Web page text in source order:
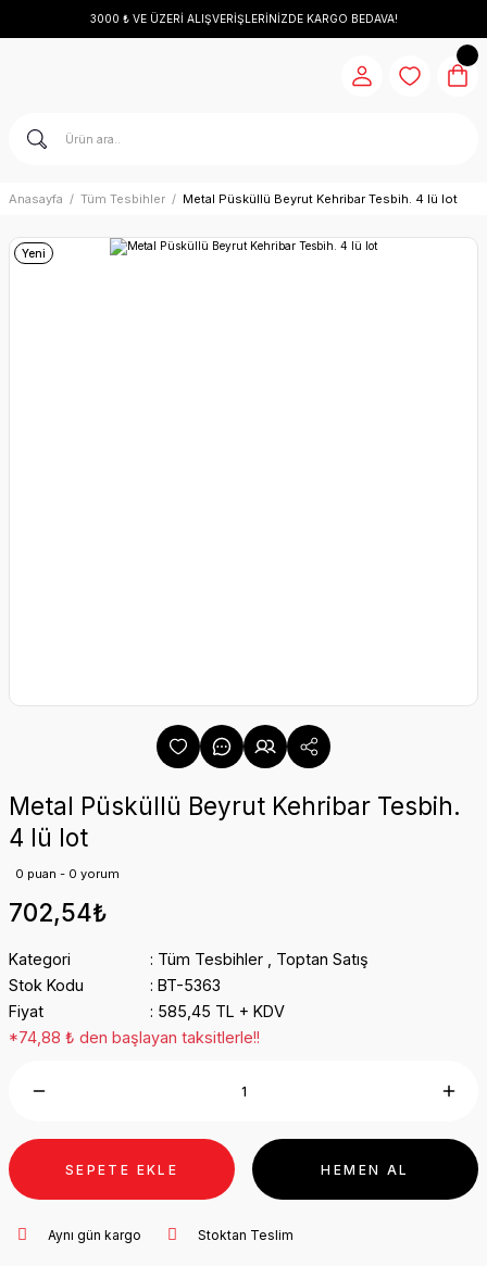
3000 ₺ VE ÜZERİ ALIŞVERİŞLERİNİZDE KARGO BEDAVA!
Anasayfa Tüm Tesbihler Metal Püsküllü Beyrut Kehribar Tesbih. 4 lü lot
Yeni
Metal Püsküllü Beyrut Kehribar Tesbih.
4 lü lot
0 puan - 0 yorum
702,54₺
Kategori Tüm Tesbihler
Toptan Satış
Stok Kodu
BT-5363
Fiyat
585,45 TL + KDV
*74,88 ₺ den başlayan taksitlerle!!
SEPETE EKLE HEMEN AL
Aynı gün kargo Stoktan Teslim